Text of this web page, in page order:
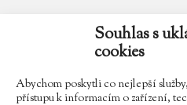
Souhlas s
cookies
Abychom poskytli co nejlepší
přístupu k informacím o zařízení,
602 354 467